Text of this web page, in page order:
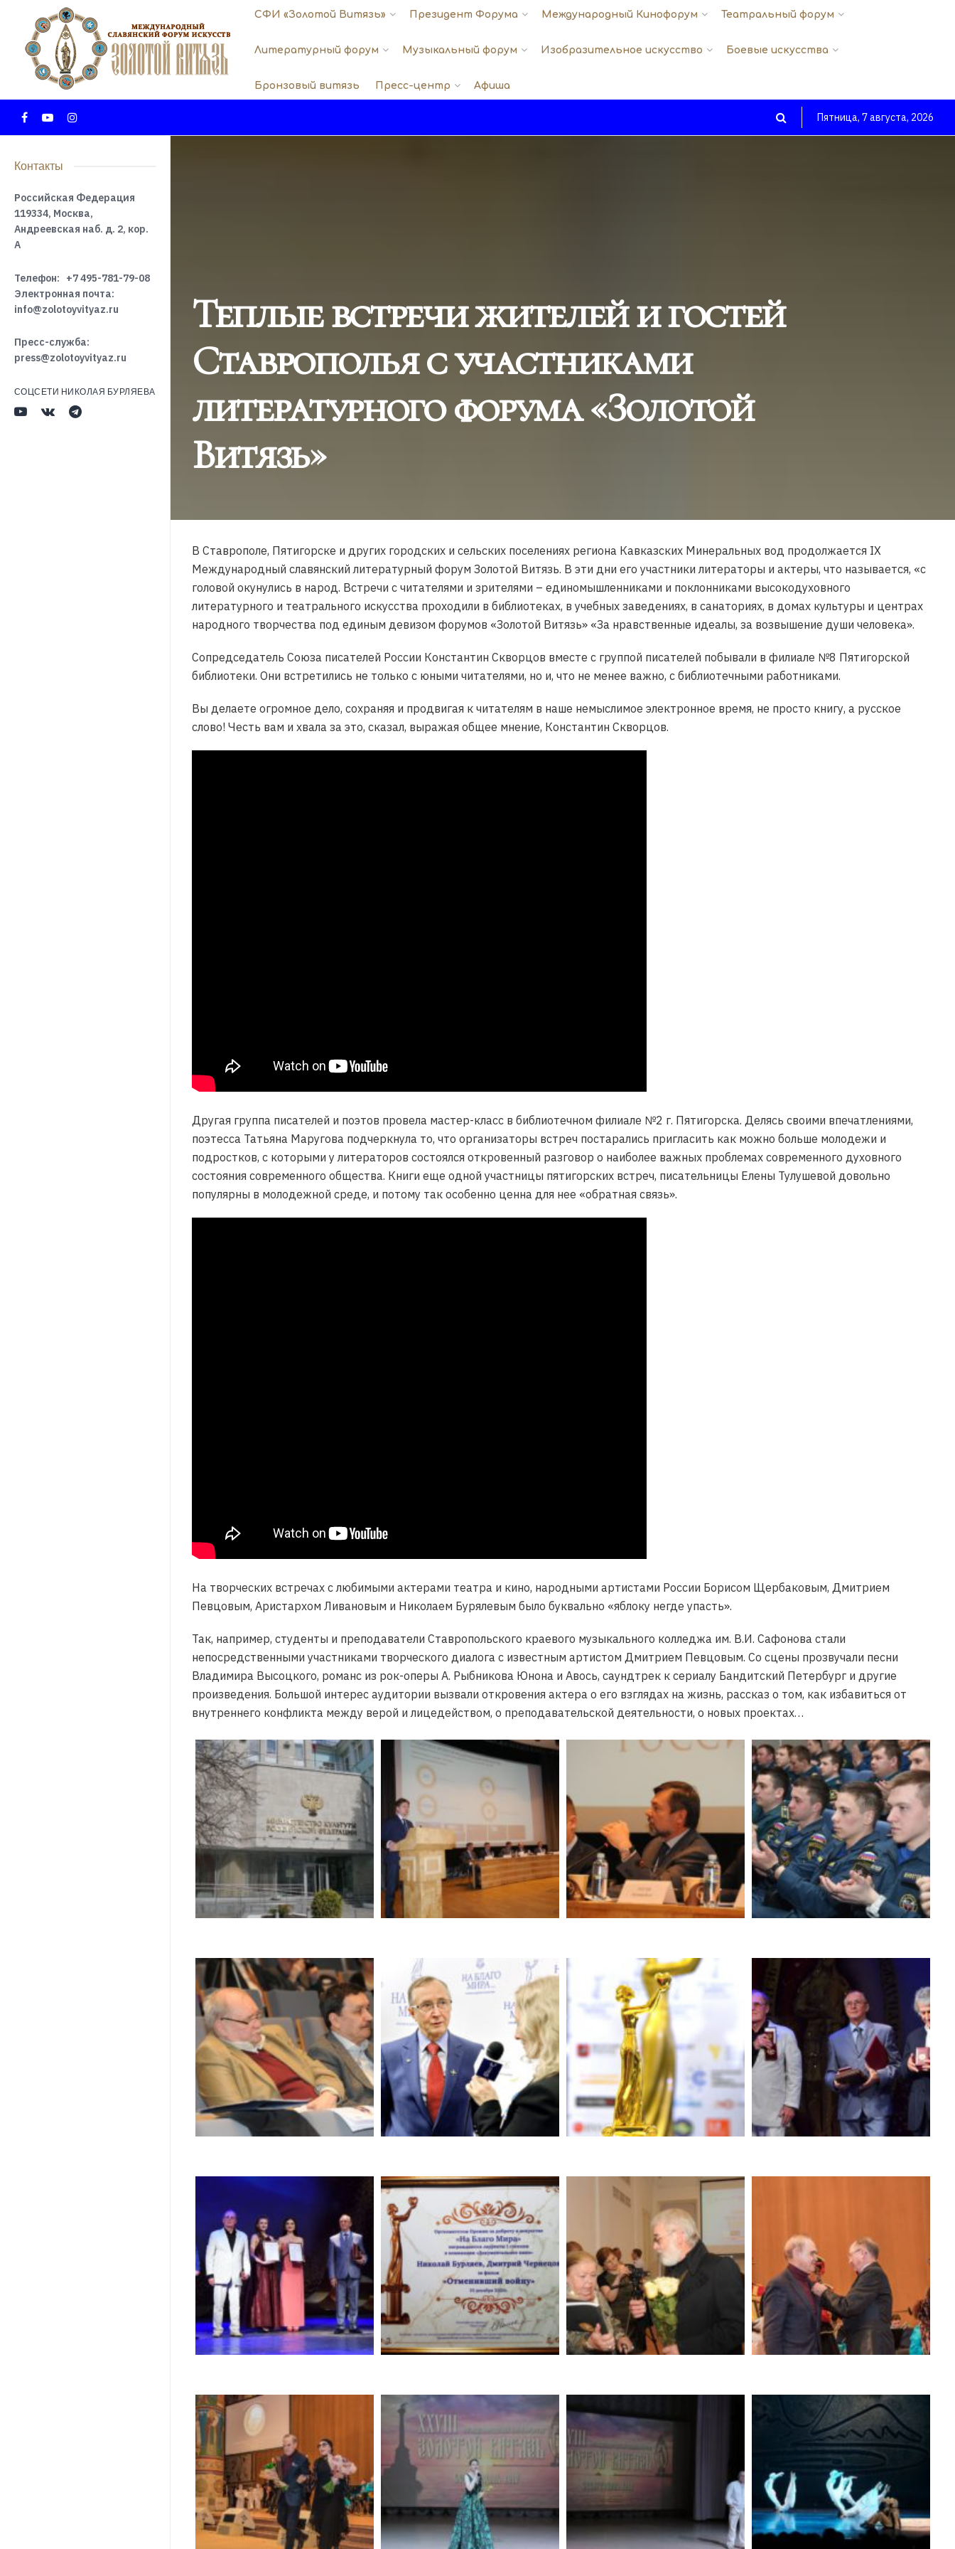
Контакты
Российская Федерация
119334, Москва,
Андреевская наб. д. 2, кор.
А
Телефон: +7 495-781-79-08
Электронная почта:
info@zolotoyvityaz.ru
Пресс-служба:
press@zolotoyvityaz.ru
СОЦСЕТИ НИКОЛАЯ БУРЛЯЕВА
СФИ «Золотой Витязь» Президент Форума Международный Кинофорум Театральный форум
Литературный форум Музыкальный форум Изобразительное искусство Боевые искусства
Бронзовый витязь Пресс-центр Афиша
Пятница, 7 августа, 2026
Теплые встречи жителей и гостей
Ставрополья с участниками
литературного форума «Золотой
Витязь»
В Ставрополе, Пятигорске и других городских и сельских поселениях региона Кавказских Минеральных вод продолжается IX
Международный славянский литературный форум Золотой Витязь. В эти дни его участники литераторы и актеры, что называется, «с
головой окунулись в народ. Встречи с читателями и зрителями – единомышленниками и поклонниками высокодуховного
литературного и театрального искусства проходили в библиотеках, в учебных заведениях, в санаториях, в домах культуры и центрах
народного творчества под единым девизом форумов «Золотой Витязь» «За нравственные идеалы, за возвышение души человека».
Сопредседатель Союза писателей России Константин Скворцов вместе с группой писателей побывали в филиале №8 Пятигорской
библиотеки. Они встретились не только с юными читателями, но и, что не менее важно, с библиотечными работниками.
Вы делаете огромное дело, сохраняя и продвигая к читателям в наше немыслимое электронное время, не просто книгу, а русское
слово! Честь вам и хвала за это, сказал, выражая общее мнение, Константин Скворцов.
Другая группа писателей и поэтов провела мастер-класс в библиотечном филиале №2 г. Пятигорска. Делясь своими впечатлениями,
поэтесса Татьяна Маругова подчеркнула то, что организаторы встреч постарались пригласить как можно больше молодежи и
подростков, с которыми у литераторов состоялся откровенный разговор о наиболее важных проблемах современного духовного
состояния современного общества. Книги еще одной участницы пятигорских встреч, писательницы Елены Тулушевой довольно
популярны в молодежной среде, и потому так особенно ценна для нее «обратная связь».
На творческих встречах с любимыми актерами театра и кино, народными артистами России Борисом Щербаковым, Дмитрием
Певцовым, Аристархом Ливановым и Николаем Бурялевым было буквально «яблоку негде упасть».
Так, например, студенты и преподаватели Ставропольского краевого музыкального колледжа им. В.И. Сафонова стали
непосредственными участниками творческого диалога с известным артистом Дмитрием Певцовым. Со сцены прозвучали песни
Владимира Высоцкого, романс из рок-оперы А. Рыбникова Юнона и Авось, саундтрек к сериалу Бандитский Петербург и другие
произведения. Большой интерес аудитории вызвали откровения актера о его взглядах на жизнь, рассказ о том, как избавиться от
внутреннего конфликта между верой и лицедейством, о преподавательской деятельности, о новых проектах…